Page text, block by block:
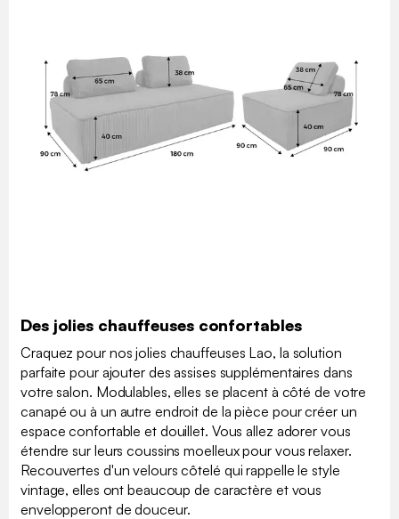
Des jolies chauffeuses confortables
Craquez pour nos jolies chauffeuses Lao, la solution
parfaite pour ajouter des assises supplémentaires dans
votre salon. Modulables, elles se placent à côté de votre
canapé ou à un autre endroit de la pièce pour créer un
espace confortable et douillet. Vous allez adorer vous
étendre sur leurs coussins moelleux pour vous relaxer.
Recouvertes d'un velours côtelé qui rappelle le style
vintage, elles ont beaucoup de caractère et vous
envelopperont de douceur.